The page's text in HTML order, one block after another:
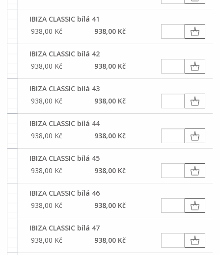
IBIZA CLASSIC bílá 41
938,00 Kč
938,00 Kč
IBIZA CLASSIC bílá 42
938,00 Kč
938,00 Kč
IBIZA CLASSIC bílá 43
938,00 Kč
938,00 Kč
IBIZA CLASSIC bílá 44
938,00 Kč
938,00 Kč
IBIZA CLASSIC bílá 45
938,00 Kč
938,00 Kč
IBIZA CLASSIC bílá 46
938,00 Kč
938,00 Kč
IBIZA CLASSIC bílá 47
938,00 Kč
938,00 Kč